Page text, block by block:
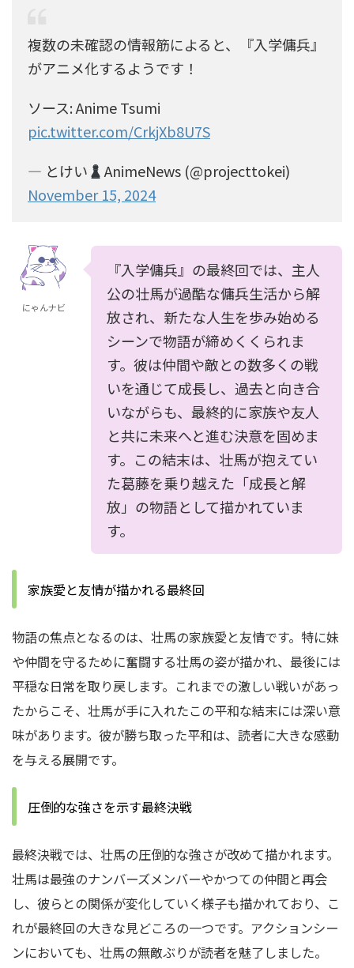
複数の未確認の情報筋によると、『入学傭兵』
がアニメ化するようです！
ソース: Anime Tsumi
pic.twitter.com/CrkjXb8U7S
— とけい
AnimeNews (@projecttokei)
November 15, 2024
にゃんナビ
『入学傭兵』の最終回では、主人
公の壮馬が過酷な傭兵生活から解
放され、新たな人生を歩み始める
シーンで物語が締めくくられま
す。彼は仲間や敵との数多くの戦
いを通じて成長し、過去と向き合
いながらも、最終的に家族や友人
と共に未来へと進む決意を固めま
す。この結末は、壮馬が抱えてい
た葛藤を乗り越えた「成長と解
放」の物語として描かれていま
す。
家族愛と友情が描かれる最終回
物語の焦点となるのは、壮馬の家族愛と友情です。特に妹
や仲間を守るために奮闘する壮馬の姿が描かれ、最後には
平穏な日常を取り戻します。これまでの激しい戦いがあっ
たからこそ、壮馬が手に入れたこの平和な結末には深い意
味があります。彼が勝ち取った平和は、読者に大きな感動
を与える展開です。
圧倒的な強さを示す最終決戦
最終決戦では、壮馬の圧倒的な強さが改めて描かれます。
壮馬は最強のナンバーズメンバーやかつての仲間と再会
し、彼らとの関係が変化していく様子も描かれており、こ
れが最終回の大きな見どころの一つです。アクションシー
ンにおいても、壮馬の無敵ぶりが読者を魅了しました。